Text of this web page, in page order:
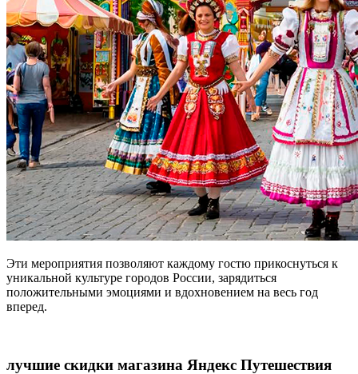
Эти мероприятия позволяют каждому гостю прикоснуться к
уникальной культуре городов России, зарядиться
положительными эмоциями и вдохновением на весь год
вперед.
лучшие скидки магазина Яндекс Путешествия